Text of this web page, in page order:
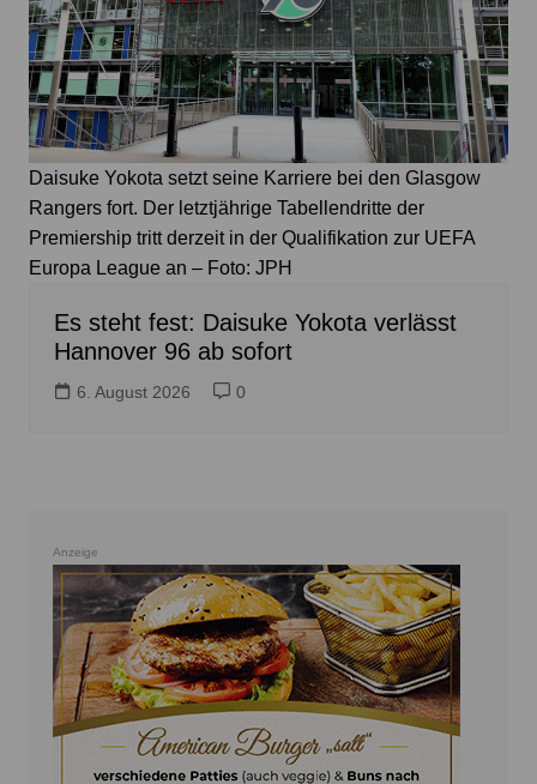
Daisuke Yokota setzt seine Karriere bei den Glasgow
Rangers fort. Der letztjährige Tabellendritte der
Premiership tritt derzeit in der Qualifikation zur UEFA
Europa League an – Foto: JPH
Es steht fest: Daisuke Yokota verlässt
Hannover 96 ab sofort
6. August 2026 0
Anzeige